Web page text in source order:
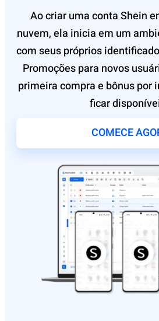
Ao criar uma conta Shein
nuvem, ela inicia em um
com seus próprios
Promoções para novos
primeira compra e bônus por
ficar
COMECE